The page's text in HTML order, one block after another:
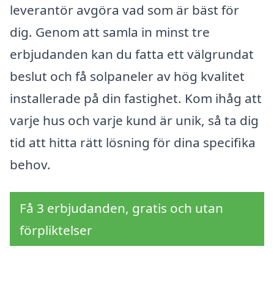
leverantör avgöra vad som är bäst för
dig. Genom att samla in minst tre
erbjudanden kan du fatta ett välgrundat
beslut och få solpaneler av hög kvalitet
installerade på din fastighet. Kom ihåg att
varje hus och varje kund är unik, så ta dig
tid att hitta rätt lösning för dina specifika
behov.
Få 3 erbjudanden, gratis och utan
förpliktelser